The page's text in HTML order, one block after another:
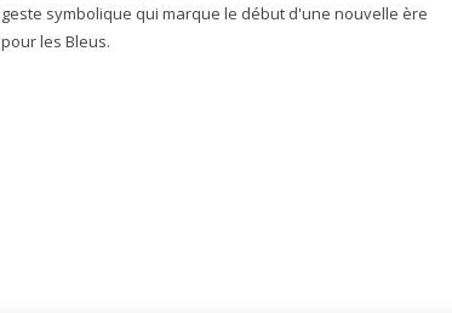
geste symbolique qui marque le début d'une nouvelle ère
pour les Bleus.